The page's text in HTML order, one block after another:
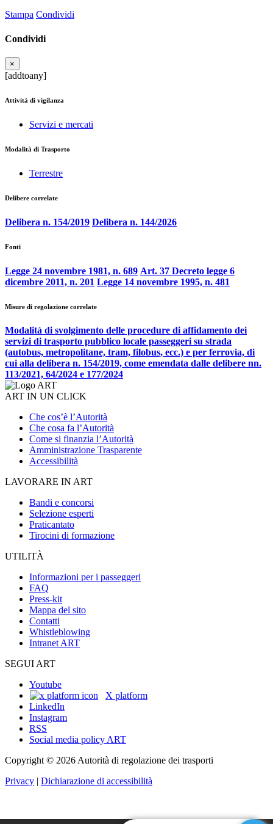
Stampa Condividi
Condividi
×
[addtoany]
Attività di vigilanza
Servizi e mercati
Modalità di Trasporto
Terrestre
Delibere correlate
Delibera n. 154/2019 Delibera n. 144/2026
Fonti
Legge 24 novembre 1981, n. 689 Art. 37 Decreto legge 6
dicembre 2011, n. 201 Legge 14 novembre 1995, n. 481
Misure di regolazione correlate
Modalità di svolgimento delle procedure di affidamento dei
servizi di trasporto pubblico locale passeggeri su strada
(autobus, metropolitane, tram, filobus, ecc.) e per ferrovia, di
cui alla delibera n. 154/2019, come emendata dalle delibere nn.
113/2021, 64/2024 e 177/2024
ART IN UN CLICK
Che cos’è l’Autorità
Che cosa fa l’Autorità
Come si finanzia l’Autorità
Amministrazione Trasparente
Accessibilità
LAVORARE IN ART
Bandi e concorsi
Selezione esperti
Praticantato
Tirocini di formazione
UTILITÀ
Informazioni per i passeggeri
FAQ
Press-kit
Mappa del sito
Contatti
Whistleblowing
Intranet ART
SEGUI ART
Youtube
X platform
LinkedIn
Instagram
RSS
Social media policy ART
Copyright © 2026 Autorità di regolazione dei trasporti
Privacy
Dichiarazione di accessibilità